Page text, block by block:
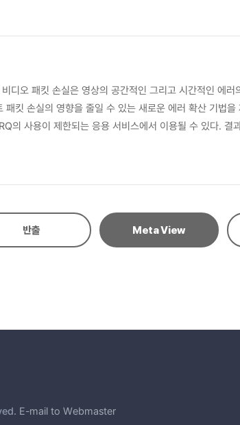
오 패킷 손실은 영상의 공간적인 그리고 시간적인 에
킷 손실의 영향을 줄일 수 있는 새로운 에러 확산 기법
용이 제한되는 응용 서비스에서 이용될 수 있다. 결
산되어 비디오 품질의 열화 현상이 개선될 수 있음을 보이
반출 Meta View
E-mail to Webmaster